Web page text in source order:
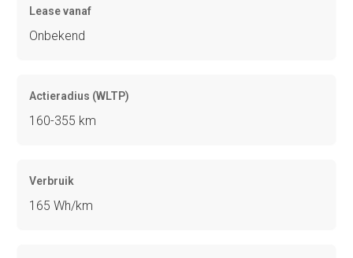
Lease vanaf
Onbekend
Actieradius (WLTP)
160-355 km
Verbruik
165 Wh/km